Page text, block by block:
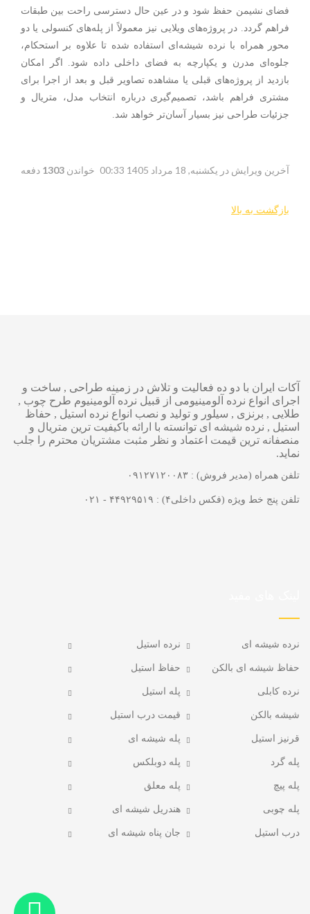
فضای نشیمن حفظ شود و در عین حال دسترسی راحت بین طبقات
فراهم گردد. در پروژه‌های ویلایی نیز معمولاً از پله‌های کنسولی یا دو
محور همراه با نرده شیشه‌ای استفاده شده تا علاوه بر استحکام،
جلوه‌ای مدرن و یکپارچه به فضای داخلی داده شود. اگر امکان
بازدید از پروژه‌های قبلی یا مشاهده تصاویر قبل و بعد از اجرا برای
مشتری فراهم باشد، تصمیم‌گیری درباره انتخاب مدل، متریال و
جزئیات طراحی نیز بسیار آسان‌تر خواهد شد.
خواندن 1303 دفعه آخرین ویرایش در یکشنبه, 18 مرداد 1405 00:33
بازگشت به بالا
آکات ایران با دو ده فعالیت و تلاش در زمینه طراحی , ساخت و
اجرای انواع نرده آلومینیومی از قبیل نرده آلومینیوم طرح چوب ,
طلایی , برنزی , سیلور و تولید و نصب انواع نرده استیل , حفاظ
استیل , نرده شیشه ای توانسته با ارائه باکیفیت ترین متریال و
منصفانه ترین قیمت اعتماد و نظر مثبت مشتریان محترم را جلب
نماید.
تلفن همراه (مدیر فروش) : ۰۹۱۲۷۱۲۰۰۸۳
تلفن پنج خط ویژه (فکس داخلی۴) : ۴۴۹۲۹۵۱۹ - ۰۲۱
نرده استیل نرده شیشه ای
حفاظ استیل حفاظ شیشه ای بالکن
پله استیل نرده کابلی
قیمت درب استیل شیشه بالکن
قرنیز استیل پله شیشه ای
پله گرد پله دوبلکس
پله پیچ پله معلق
پله چوبی هندریل شیشه ای
درب استیل جان پناه شیشه ای